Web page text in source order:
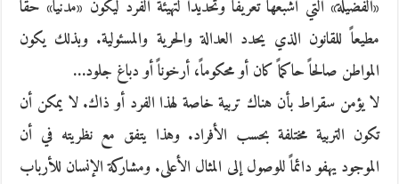
«الفضيلة» التي أشبعها تعريفاً وتحديداُ لتهيئة الفرد ليكون «مدنياً» حقاً
مطيعاً للقانون الذي يحدد العدالة والحرية والمسئولية. وبذلك يكون
المواطن صالحاً حاكماً كان أو محكوماً، أرخوناً أو دباغ جلود…
لا يؤمن سقراط بأن هناك تربية خاصة لهذا الفرد أو ذاك. لا يمكن أن
تكون التربية مختلفة بحسب الأفراد. وهذا يتفق مع نظريته في أن
الموجود يهفو دائماً للوصول إلى المثال الأعلى. ومشاركة الإنسان للأرباب